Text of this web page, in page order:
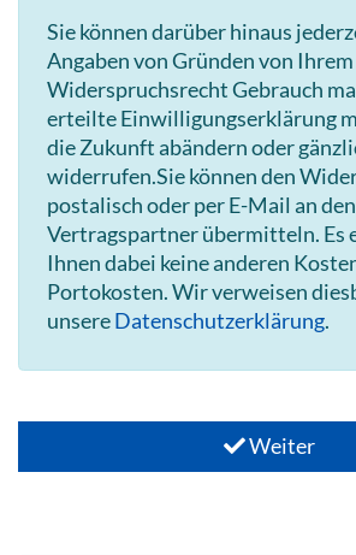
Sie können darüber hinaus
Angaben von Gründen von Ihrem
Widerspruchsrecht Gebrauch
erteilte Einwilligungserklärung
die Zukunft abändern oder
widerrufen.Sie können den
postalisch oder per E-Mail an den
Vertragspartner übermitteln. Es
Ihnen dabei keine anderen
Portokosten. Wir verweisen
unsereDatenschutzerklärung.
Weiter